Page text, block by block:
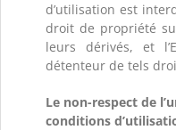
d’utilisation est
droit de propriété
leurs dérivés, et
détenteur de tels
Le non-respect de
conditions